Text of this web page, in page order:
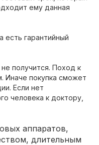
ему данная
есть гарантийный
получится. Поход к
Иначе покупка сможет
Если нет
человека к доктору,
аппаратов,
длительным